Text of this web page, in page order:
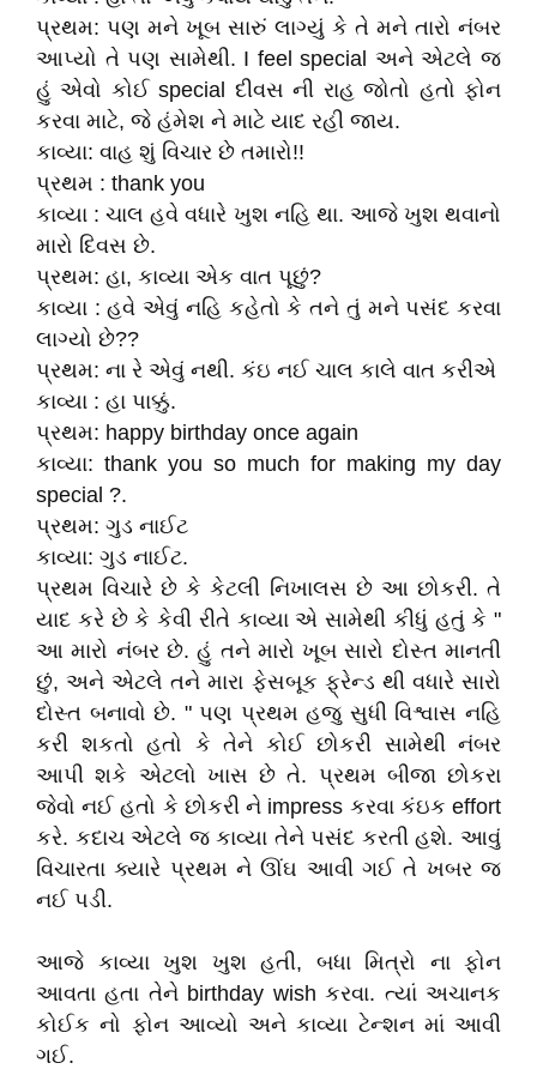
પ્રથમ: પણ મને ખૂબ સારું લાગ્યું કે તે મને તારો નંબર
આપ્યો તે પણ સામેથી. I feel special અને એટલે જ
હું એવો કોઈ special દીવસ ની રાહ જોતો હતો ફોન
કરવા માટે, જે હંમેશ ને માટે યાદ રહી જાય.
કાવ્યા: વાહ શું વિચાર છે તમારો!!
પ્રથમ : thank you
કાવ્યા : ચાલ હવે વધારે ખુશ નહિ થા. આજે ખુશ થવાનો
મારો દિવસ છે.
પ્રથમ: હા, કાવ્યા એક વાત પૂછું?
કાવ્યા : હવે એવું નહિ કહેતો કે તને તું મને પસંદ કરવા
લાગ્યો છે??
પ્રથમ: ના રે એવું નથી. કંઇ નઈ ચાલ કાલે વાત કરીએ
કાવ્યા : હા પાક્કું.
પ્રથમ: happy birthday once again
કાવ્યા: thank you so much for making my day
special ?.
પ્રથમ: ગુડ નાઈટ
કાવ્યા: ગુડ નાઈટ.
પ્રથમ વિચારે છે કે કેટલી નિખાલસ છે આ છોકરી. તે
યાદ કરે છે કે કેવી રીતે કાવ્યા એ સામેથી કીધું હતું કે "
આ મારો નંબર છે. હું તને મારો ખૂબ સારો દોસ્ત માનતી
છું, અને એટલે તને મારા ફેસબૂક ફ્રેન્ડ થી વધારે સારો
દોસ્ત બનાવો છે. " પણ પ્રથમ હજુ સુધી વિશ્વાસ નહિ
કરી શકતો હતો કે તેને કોઈ છોકરી સામેથી નંબર
આપી શકે એટલો ખાસ છે તે. પ્રથમ બીજા છોકરા
જેવો નઈ હતો કે છોકરી ને impress કરવા કંઇક effort
કરે. કદાચ એટલે જ કાવ્યા તેને પસંદ કરતી હશે. આવું
વિચારતા ક્યારે પ્રથમ ને ઊંઘ આવી ગઈ તે ખબર જ
નઈ પડી.
આજે કાવ્યા ખુશ ખુશ હતી, બધા મિત્રો ના ફોન
આવતા હતા તેને birthday wish કરવા. ત્યાં અચાનક
કોઈક નો ફોન આવ્યો અને કાવ્યા ટેન્શન માં આવી
ગઈ.